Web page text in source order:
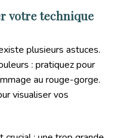
votre technique
plusieurs astuces.
: pratiquez pour
au rouge-gorge.
visualiser vos